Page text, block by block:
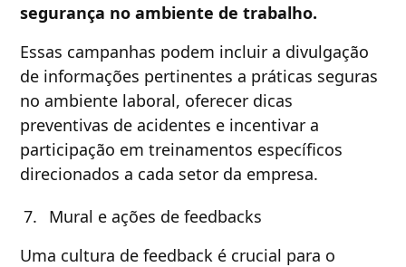
segurança no ambiente de trabalho.
Essas campanhas podem incluir a divulgação
de informações pertinentes a práticas seguras
no ambiente laboral, oferecer dicas
preventivas de acidentes e incentivar a
participação em treinamentos específicos
direcionados a cada setor da empresa.
Mural e ações de feedbacks
Uma cultura de feedback é crucial para o